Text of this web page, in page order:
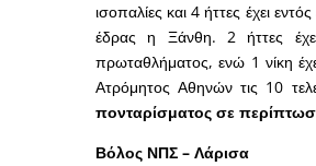
ισοπαλίες και 4 ήττες έχει
έδρας η Ξάνθη. 2 ήττες
πρωταθλήματος, ενώ 1 νίκη
Ατρόμητος Αθηνών τις 10
πονταρίσματος σε
Βόλος ΝΠΣ – Λάρισα